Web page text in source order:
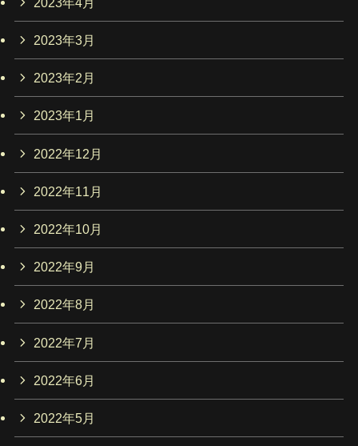
2023年3月
2023年2月
2023年1月
2022年12月
2022年11月
2022年10月
2022年9月
2022年8月
2022年7月
2022年6月
2022年5月